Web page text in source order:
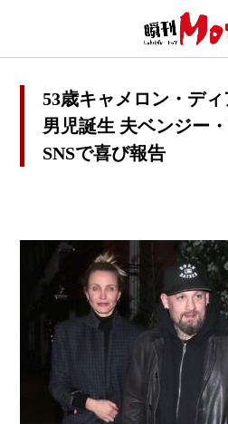
53歳キャメロン・デ
男児誕生 夫ベンジー
SNSで喜び報告